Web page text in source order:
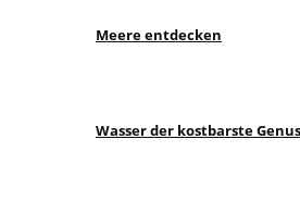
Meere entdecken
Wasser der kostbarste